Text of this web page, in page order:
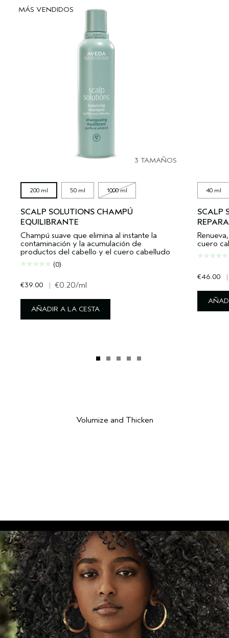
MÁS VENDIDOS
3 TAMAÑOS
200 ml 50 ml 1000 ml
SCALP SOLUTIONS CHAMPÚ
EQUILIBRANTE
Champú suave que elimina al instante la
contaminación y la acumulación de
productos del cabello y el cuero cabelludo
(0)
€39.00 | €0.20/ml
AÑADIR A LA CESTA
40 ml
SCALP
cuero
€46.00 |
Volumize and Thicken